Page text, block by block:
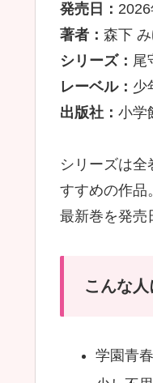
発売日：
著者： 森下
シリーズ： 尾
レーベル： 少
出版社： 小学
シリーズは
すすめの作品。
最新巻を発売
こんな人
学園青